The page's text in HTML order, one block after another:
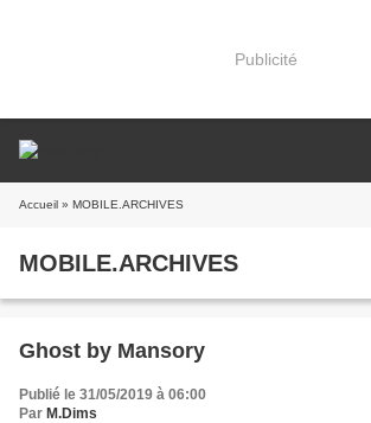
Publicité
Accueil » MOBILE.ARCHIVES
MOBILE.ARCHIVES
Ghost by Mansory
Publié le 31/05/2019 à 06:00
Par M.Dims